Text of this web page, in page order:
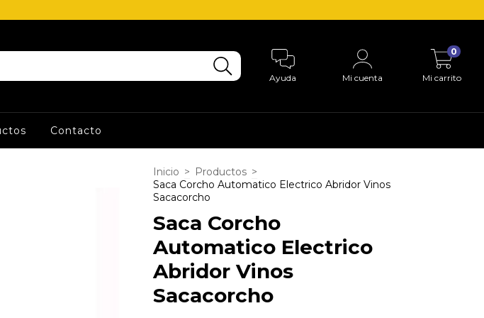
Ayuda Mi cuenta Mi carrito
0
Contacto
Inicio > Productos >
Saca Corcho Automatico Electrico Abridor Vinos
Sacacorcho
Saca Corcho
Automatico Electrico
Abridor Vinos
Sacacorcho